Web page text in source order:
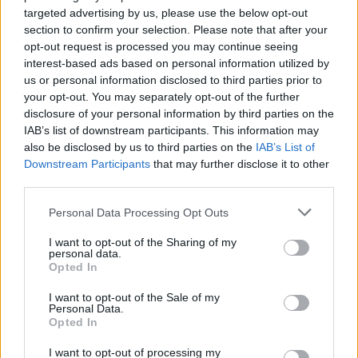
targeted advertising by us, please use the below opt-out
section to confirm your selection. Please note that after your
opt-out request is processed you may continue seeing
interest-based ads based on personal information utilized by
us or personal information disclosed to third parties prior to
your opt-out. You may separately opt-out of the further
disclosure of your personal information by third parties on the
IAB’s list of downstream participants. This information may
also be disclosed by us to third parties on the IAB’s List of
Downstream Participants that may further disclose it to other
Personal Data Processing Opt Outs
I want to opt-out of the Sharing of my
personal data.
Opted In
I want to opt-out of the Sale of my
Personal Data.
Opted In
I want to opt-out of processing my
d’appliquer sur l’ensemble du visage.
Les peaux sensibles ou à problèmes doivent rester
vigilantes avec les exfoliants maison, souvent moins
dosés et moins contrôlés que les produits du
commerce.
Gommage du visage et du corps :
quelles différences ?
La peau du visage est plus fine et fragile que celle du
formulés avec des particules plus douces et des
bases hydratantes. À l’inverse, les gommages corps
pour éliminer les cellules mortes sur des zones plus
épaisses (jambes, bras, dos).